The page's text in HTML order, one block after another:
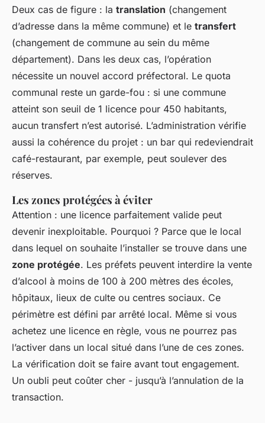
Deux cas de figure : la translation (changement
d’adresse dans la même commune) et le transfert
(changement de commune au sein du même
département). Dans les deux cas, l’opération
nécessite un nouvel accord préfectoral. Le quota
communal reste un garde-fou : si une commune
atteint son seuil de 1 licence pour 450 habitants,
aucun transfert n’est autorisé. L’administration vérifie
aussi la cohérence du projet : un bar qui redeviendrait
café-restaurant, par exemple, peut soulever des
réserves.
Les zones protégées à éviter
Attention : une licence parfaitement valide peut
devenir inexploitable. Pourquoi ? Parce que le local
dans lequel on souhaite l’installer se trouve dans une
zone protégée. Les préfets peuvent interdire la vente
d’alcool à moins de 100 à 200 mètres des écoles,
hôpitaux, lieux de culte ou centres sociaux. Ce
périmètre est défini par arrêté local. Même si vous
achetez une licence en règle, vous ne pourrez pas
l’activer dans un local situé dans l’une de ces zones.
La vérification doit se faire avant tout engagement.
Un oubli peut coûter cher - jusqu’à l’annulation de la
transaction.